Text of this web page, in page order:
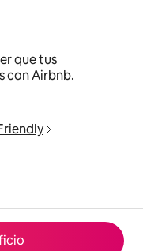
que tus
con Airbnb.